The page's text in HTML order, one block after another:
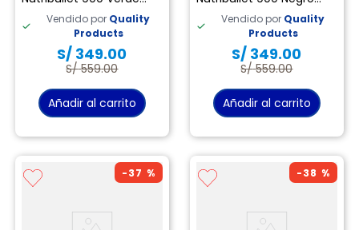
OscuroVendido por Quality
Products
S/ 349.00
S/ 559.00
Añadir al carrito
MateVendido por Quality
Products
S/ 349.00
S/ 559.00
Añadir al carrito
-37 % -38 %